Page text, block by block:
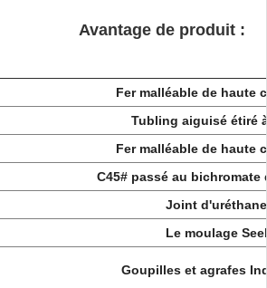
Avantage de produit:
Fer malléable de haute
Tubling aiguisé étiré
Fer malléable de haute
C45# passé au
Joint d'uréthane
Le moulage Seel
Goupilles et agrafes